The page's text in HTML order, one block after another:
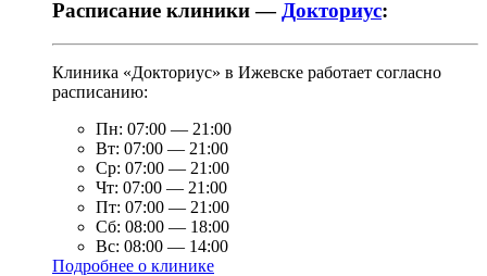
Расписание клиники —Докториус:
Клиника «Докториус» в Ижевске работает согласно
расписанию:
Пн: 07:00 — 21:00
Вт: 07:00 — 21:00
Ср: 07:00 — 21:00
Чт: 07:00 — 21:00
Пт: 07:00 — 21:00
Сб: 08:00 — 18:00
Вс: 08:00 — 14:00
Подробнее о клинике